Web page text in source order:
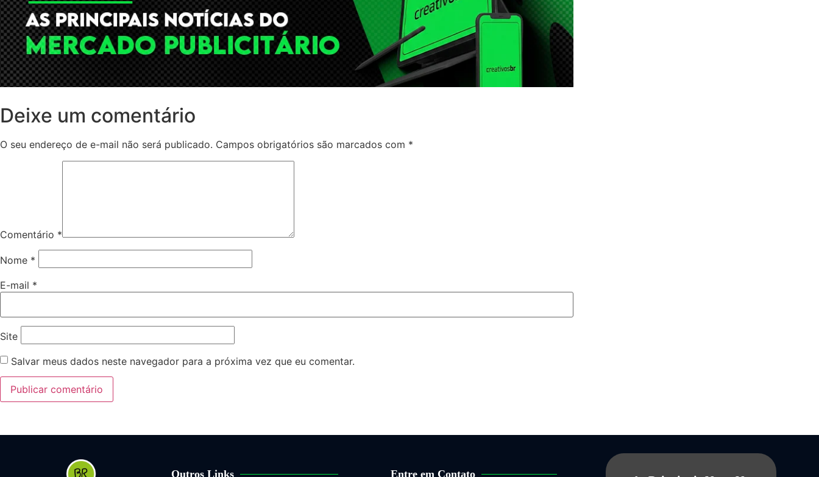
Deixe um comentário
O seu endereço de e-mail não será publicado. Campos obrigatórios são marcados com *
Comentário *
Nome *
E-mail *
Site
Salvar meus dados neste navegador para a próxima vez que eu comentar.
Outros Links Entre em Contato